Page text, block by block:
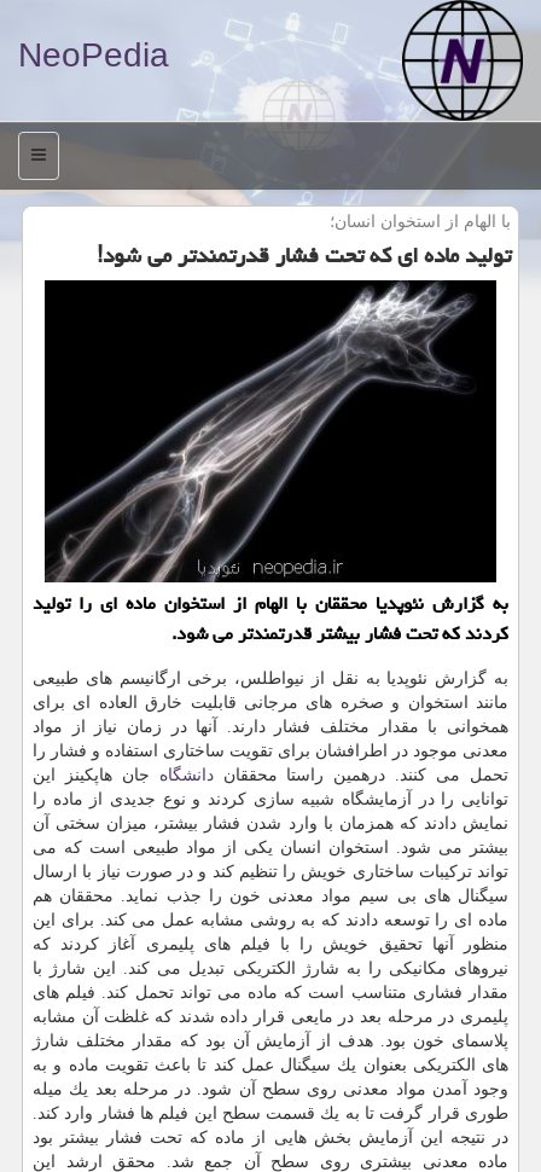
NeoPedia
منو
با الهام از استخوان انسان؛
تولید ماده ای كه تحت فشار قدرتمندتر می شود!
به گزارش نئوپدیا محققان با الهام از استخوان ماده ای را تولید
كردند كه تحت فشار بیشتر قدرتمندتر می شود.
به گزارش نئوپدیا به نقل از نیواطلس، برخی ارگانیسم های طبیعی
مانند استخوان و صخره های مرجانی قابلیت خارق العاده ای برای
همخوانی با مقدار مختلف فشار دارند. آنها در زمان نیاز از مواد
معدنی موجود در اطرافشان برای تقویت ساختاری استفاده و فشار را
تحمل می كنند. درهمین راستا محققاندانشگاه جان هاپكینز این
توانایی را در آزمایشگاه شبیه سازی كردند و نوع جدیدی از ماده را
نمایش دادند كه همزمان با وارد شدن فشار بیشتر، میزان سختی آن
بیشتر می شود. استخوان انسان یكی از مواد طبیعی است كه می
تواند تركیبات ساختاری خویش را تنظیم كند و در صورت نیاز با ارسال
سیگنال های بی سیم مواد معدنی خون را جذب نماید. محققان هم
ماده ای را توسعه دادند كه به روشی مشابه عمل می كند. برای این
منظور آنها تحقیق خویش را با فیلم های پلیمری آغاز كردند كه
نیروهای مكانیكی را به شارژ الكتریكی تبدیل می كند. این شارژ با
مقدار فشاری متناسب است كه ماده می تواند تحمل كند. فیلم های
پلیمری در مرحله بعد در مایعی قرار داده شدند كه غلظت آن مشابه
پلاسمای خون بود. هدف از آزمایش آن بود كه مقدار مختلف شارژ
های الكتریكی بعنوان یك سیگنال عمل كند تا باعث تقویت ماده و به
وجود آمدن مواد معدنی روی سطح آن شود. در مرحله بعد یك میله
طوری قرار گرفت تا به یك قسمت سطح این فیلم ها فشار وارد كند.
در نتیجه این آزمایش بخش هایی از ماده كه تحت فشار بیشتر بود
ماده معدنی بیشتری روی سطح آن جمع شد. محقق ارشد این